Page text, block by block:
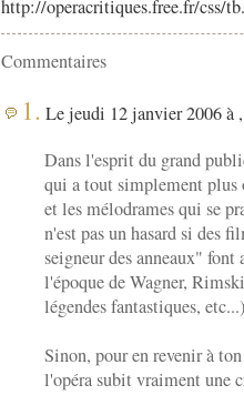
http://operacritiques.free.fr/css/
Commentaires
1. Le jeudi 12 janvier 2006 à
Dans l'esprit du grand
qui a tout simplement
et les mélodrames qui se
n'est pas un hasard si des
seigneur des anneaux"
l'époque de Wagner,
légendes fantastiques,
Sinon, pour en revenir à
l'opéra subit vraiment une